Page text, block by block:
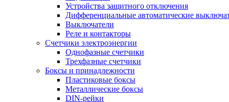
Устройства защитного отключения
Дифференциальные автоматические
Выключатели
Реле и контакторы
Счетчики электроэнергии
Однофазные счетчики
Трехфазные счетчики
Боксы и принадлежности
Пластиковые боксы
Металлические боксы
DIN-рейки